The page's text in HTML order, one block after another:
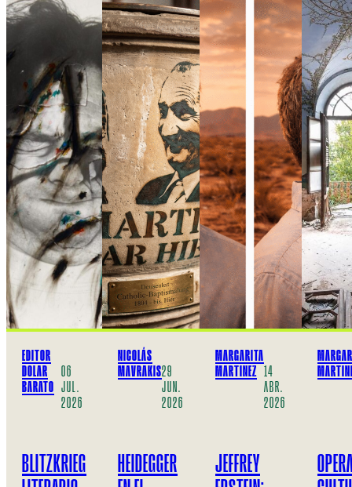
EDITOR
DOLAR
BARATO
06
JUL.
2026
BLITZKRIEG
NICOLÁS
MAVRAKIS29
JUN.
2026
HEIDEGGER
MARGARITA
MARTINEZ 14
ABR.
2026
JEFFREY